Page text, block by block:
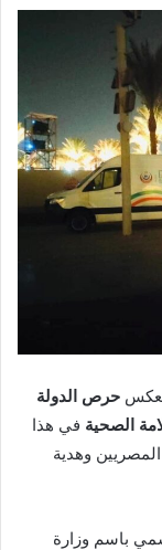
تعكس حرص الدولة
الصحية في هذا
وهدية
باسم وزارة